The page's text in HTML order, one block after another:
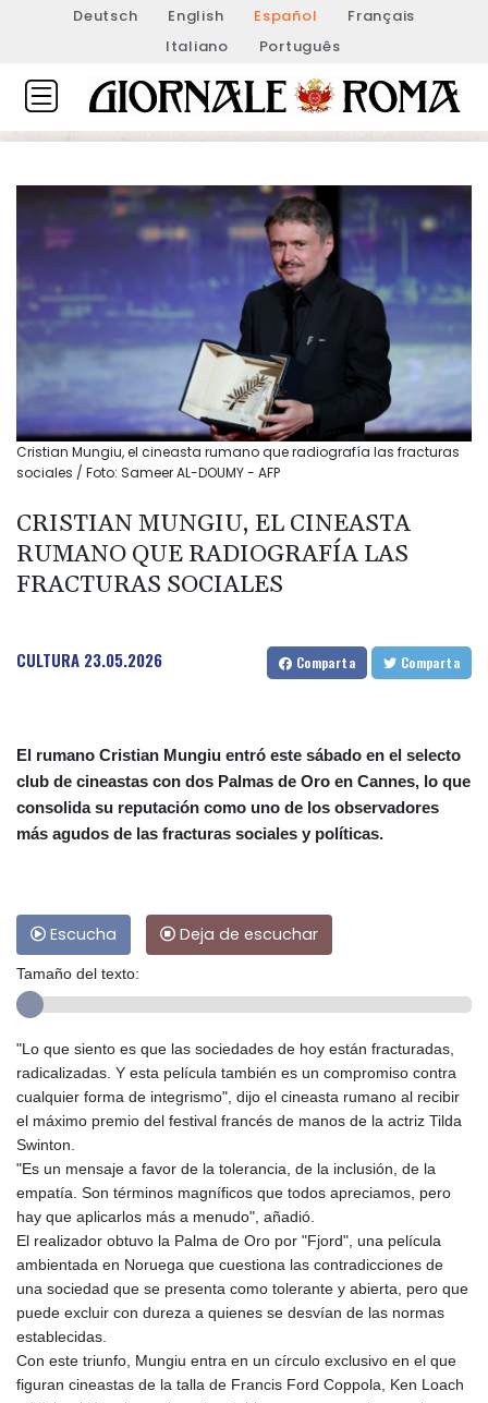
Deutsch English Español
Français
Italiano
Português
Cristian Mungiu, el cineasta rumano que radiografía las fracturas
sociales / Foto: Sameer AL-DOUMY - AFP
CRISTIAN MUNGIU, EL CINEASTA
RUMANO QUE RADIOGRAFÍA LAS
FRACTURAS SOCIALES
CULTURA 23.05.2026 Comparta Comparta
El rumano Cristian Mungiu entró este sábado en el selecto
club de cineastas con dos Palmas de Oro en Cannes, lo que
consolida su reputación como uno de los observadores
más agudos de las fracturas sociales y políticas.
Escucha Deja de escuchar
Tamaño del texto:
"Lo que siento es que las sociedades de hoy están fracturadas,
radicalizadas. Y esta película también es un compromiso contra
cualquier forma de integrismo", dijo el cineasta rumano al recibir
el máximo premio del festival francés de manos de la actriz Tilda
Swinton.
"Es un mensaje a favor de la tolerancia, de la inclusión, de la
empatía. Son términos magníficos que todos apreciamos, pero
hay que aplicarlos más a menudo", añadió.
El realizador obtuvo la Palma de Oro por "Fjord", una película
ambientada en Noruega que cuestiona las contradicciones de
una sociedad que se presenta como tolerante y abierta, pero que
puede excluir con dureza a quienes se desvían de las normas
establecidas.
Con este triunfo, Mungiu entra en un círculo exclusivo en el que
figuran cineastas de la talla de Francis Ford Coppola, Ken Loach